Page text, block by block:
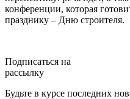
конференции, которая
празднику – Дню строителя.
Подписаться на
рассылку
Будьте в курсе последних